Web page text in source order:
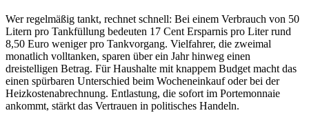
Wer regelmäßig tankt, rechnet schnell: Bei einem Verbrauch von 50
Litern pro Tankfüllung bedeuten 17 Cent Ersparnis pro Liter rund
8,50 Euro weniger pro Tankvorgang. Vielfahrer, die zweimal
monatlich volltanken, sparen über ein Jahr hinweg einen
dreistelligen Betrag. Für Haushalte mit knappem Budget macht das
einen spürbaren Unterschied beim Wocheneinkauf oder bei der
Heizkostenabrechnung. Entlastung, die sofort im Portemonnaie
ankommt, stärkt das Vertrauen in politisches Handeln.